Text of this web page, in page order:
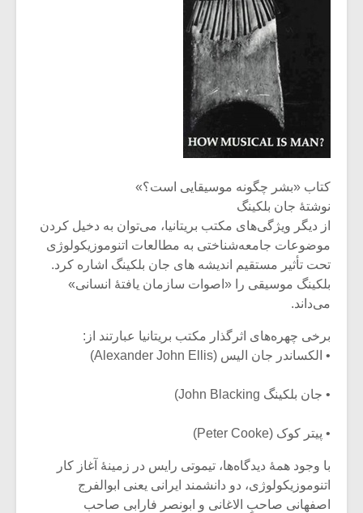
کتاب «بشر چگونه موسیقایی است؟»
نوشتۀ جان بلکینگ
از دیگر ویژگی‌های مکتب بریتانیا، می‌توان به دخیل کردن
موضوعات جامعه‌شناختی به مطالعات اتنوموزیکولوژی
تحت تأثیر مستقیم اندیشه های جان بلکینگ اشاره کرد.
بلکینگ موسیقی را «اصوات سازمان یافتۀ انسانی»
می‌داند.
برخی چهره‌های اثرگذار مکتب بریتانیا عبارتند از:
• الکساندر جان الیس (Alexander John Ellis)
• جان بلکینگ John Blacking)
• پیتر کوک (Peter Cooke)
با وجود همۀ دیدگاه‌ها، تیموتی رایس در زمینۀ آغاز کار
اتنوموزیکولوژی، دو دانشمند ایرانی یعنی ابوالفرج
اصفهانی صاحبِ الاغانی و ابونصر فارابی صاحب